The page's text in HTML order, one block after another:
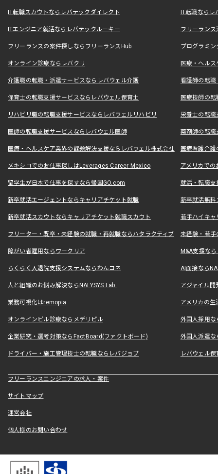
IT転職スカウトならレバテックダイレクト IT転職なら
ITエンジニア就活ならレバテックルーキー フリーラン
フリーランスの案件探しならフリーランスHub プログラミ
オンライン診療ならレバクリ 医療・ヘル
介護職の転職・派遣サービスならレバウェル介護 看護師の転
保育士の転職支援サービスならレバウェル保育士 医療技師の
リハビリ職の転職支援サービスならレバウェルリハビリ 栄養士の転
医師の転職支援サービスならレバウェル医師 薬剤師の転
医療・ヘルスケア業界の課題解決支援ならレバウェル株式会社 医療看護介
メキシコでのお仕事探しはLeverages Career Mexico アメリカで
留学生が日本で仕事を探すなら帰国GO.com 就活・転職
新卒就活エージェントならキャリアチケット就職 新卒就活無料
新卒就活スカウトならキャリアチケット就職スカウト 若手ハイキ
フリーター・既卒・未経験の就職・再就職ならハタラクティブ 未経験・若手
障がい者雇用ならワークリア M&A支援な
らくらく入退院支援システムならわんコネ AI面接なら
人と組織のお悩み解決ならNALYSYS Lab. アジャイル
業務可視化はremopia アメリカの
オンラインピル診療ならメデリピル 外国人採用
企業研究・選考対策ならFactBoard(ファクトボード) 外国人派遣な
ドライバー・施工管理技士の転職ならレバジョブ レバウェル
フリーランスエンジニアの求人・案件
サイトマップ
運営会社
個人様のお問い合わせ